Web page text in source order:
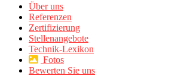
Über uns
Referenzen
Zertifizierung
Stellenangebote
Technik-Lexikon
Fotos
Bewerten Sie uns